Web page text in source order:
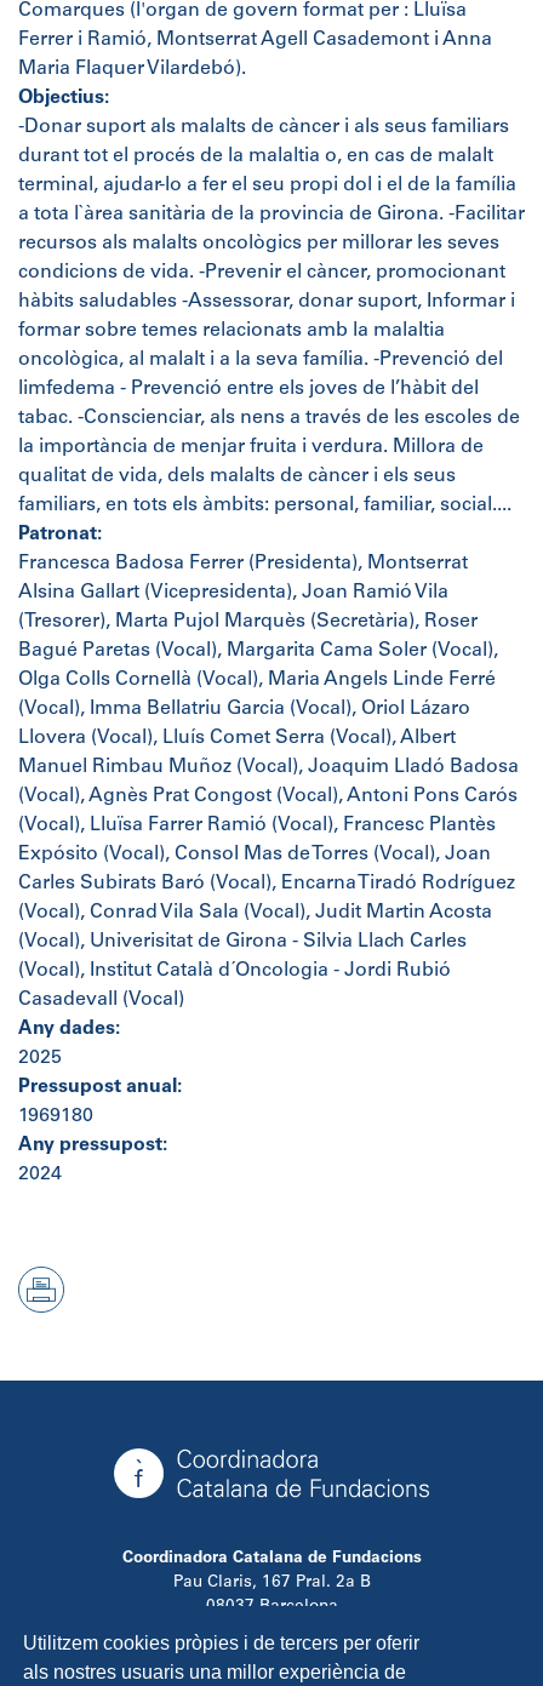
Utilitzem cookies pròpies i de tercers per oferir
als nostres usuaris una millor experiència de
Comarques (l'organ de govern format per : Lluïsa
Ferrer i Ramió, Montserrat Agell Casademont i Anna
Maria Flaquer Vilardebó).
Objectius:
-Donar suport als malalts de càncer i als seus familiars
durant tot el procés de la malaltia o, en cas de malalt
terminal, ajudar-lo a fer el seu propi dol i el de la família
a tota l`àrea sanitària de la provincia de Girona. -Facilitar
recursos als malalts oncològics per millorar les seves
condicions de vida. -Prevenir el càncer, promocionant
hàbits saludables -Assessorar, donar suport, Informar i
formar sobre temes relacionats amb la malaltia
oncològica, al malalt i a la seva família. -Prevenció del
limfedema - Prevenció entre els joves de l’hàbit del
tabac. -Conscienciar, als nens a través de les escoles de
la importància de menjar fruita i verdura. Millora de
qualitat de vida, dels malalts de càncer i els seus
familiars, en tots els àmbits: personal, familiar, social....
Patronat:
Francesca Badosa Ferrer (Presidenta), Montserrat
Alsina Gallart (Vicepresidenta), Joan Ramió Vila
(Tresorer), Marta Pujol Marquès (Secretària), Roser
Bagué Paretas (Vocal), Margarita Cama Soler (Vocal),
Olga Colls Cornellà (Vocal), Maria Angels Linde Ferré
(Vocal), Imma Bellatriu Garcia (Vocal), Oriol Lázaro
Llovera (Vocal), Lluís Comet Serra (Vocal), Albert
Manuel Rimbau Muñoz (Vocal), Joaquim Lladó Badosa
(Vocal), Agnès Prat Congost (Vocal), Antoni Pons Carós
(Vocal), Lluïsa Farrer Ramió (Vocal), Francesc Plantès
Expósito (Vocal), Consol Mas de Torres (Vocal), Joan
Carles Subirats Baró (Vocal), Encarna Tiradó Rodríguez
(Vocal), Conrad Vila Sala (Vocal), Judit Martin Acosta
(Vocal), Univerisitat de Girona - Silvia Llach Carles
(Vocal), Institut Català d´Oncologia - Jordi Rubió
Casadevall (Vocal)
Any dades:
2025
Pressupost anual:
1969180
Any pressupost:
2024
Coordinadora Catalana de Fundacions
Pau Claris, 167 Pral. 2a B
08037 Barcelona
T. 934 881 480
info@ccfundacions.cat